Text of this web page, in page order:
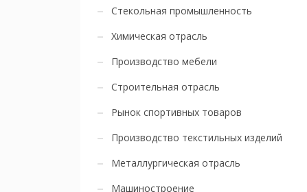
Стекольная промышленность
Химическая отрасль
Производство мебели
Строительная отрасль
Рынок спортивных товаров
Производство текстильных изделий
Металлургическая отрасль
Машиностроение